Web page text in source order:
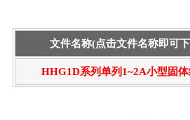
文件名称(点击文件名称即可下
HHG1D系列单列1~2A小型固